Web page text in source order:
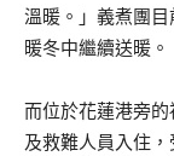
溫暖。」義煮團
暖冬中繼續送暖。
而位於花蓮港旁
及救難人員入住